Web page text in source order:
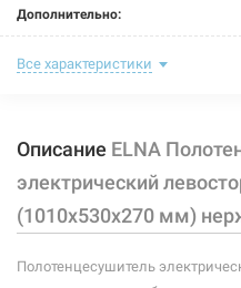
Дополнительно:
Цвет:
Глубина:
Высота:
Мощность:
Все характеристики
Описание ELNA
электрический
(1010х530х270 мм)
Полотенцесушитель